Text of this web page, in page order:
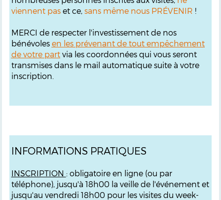
viennent paset ce, sans même nous PRÉVENIR !
MERCI de respecter l'investissement de nos
bénévoles en les prévenant de tout empêchement
de votre partvia les coordonnées qui vous seront
transmises dans le mail automatique suite à votre
inscription.
INFORMATIONS PRATIQUES
INSCRIPTION : obligatoire en ligne (ou par
téléphone), jusqu'à 18h00 la veille de l'événement et
jusqu'au vendredi 18h00 pour les visites du week-